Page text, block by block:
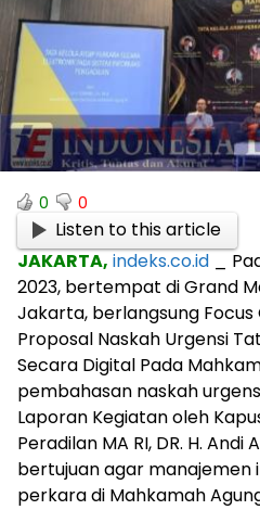
0 0
Listen to this article
JAKARTA, indeks.co.id _
2023, bertempat di Grand
Jakarta, berlangsung Focus
Proposal Naskah Urgensi
Secara Digital Pada
pembahasan naskah
Laporan Kegiatan oleh
Peradilan MA RI, DR. H. Andi
bertujuan agar
perkara di Mahkamah